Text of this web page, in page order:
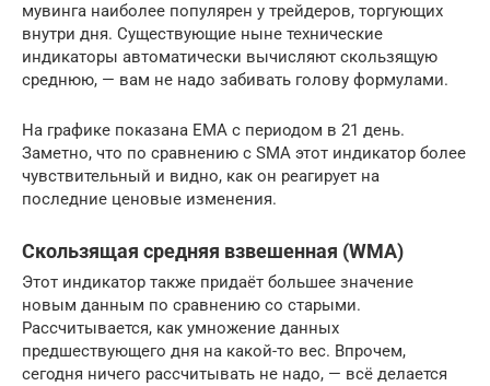
мувинга наиболее популярен у трейдеров, торгующих
внутри дня. Существующие ныне технические
индикаторы автоматически вычисляют скользящую
среднюю, — вам не надо забивать голову формулами.
На графике показана ЕМА с периодом в 21 день.
Заметно, что по сравнению с SMA этот индикатор более
чувствительный и видно, как он реагирует на
последние ценовые изменения.
Скользящая средняя взвешенная (WMA)
Этот индикатор также придаёт большее значение
новым данным по сравнению со старыми.
Рассчитывается, как умножение данных
предшествующего дня на какой-то вес. Впрочем,
сегодня ничего рассчитывать не надо, — всё делается